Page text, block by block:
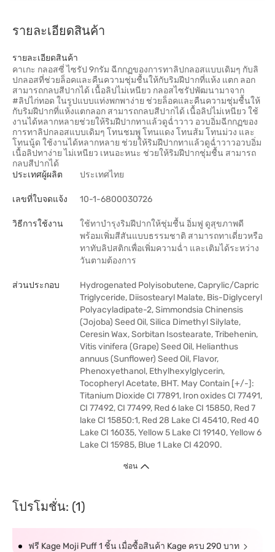
รายละเอียดสินค้า
รายละเอียดสินค้า
คาเกะ กลอสซี่ ไซรัป 9กรัม ฉีกกฏของการทาลิปกลอสแบบเดิมๆ กับลิ
ปกลอสที่ช่วยล็อคและคืนความชุ่มชื้นให้กับริมฝีปากที่แห้ง แตก ลอก
สามารถกลบสีปากได้ เนื้อลิปไม่เหนียว กลอสไซรัปพัฒนามาจาก
#ลิปไก่ทอด ในรูปแบบแท่งพกพาง่าย ช่วยล็อคและคืนความชุ่มชื้นให้
กับริมฝีปากที่แห้งแตกลอก สามารถกลบสีปากได้ เนื้อลิปไม่เหนียว ใช้
งานได้หลากหลายช่วยให้ริมฝีปากทาแล้วดูฉ่ำวาว อวบอิ่มฉีกกฏของ
การทาลิปกลอสแบบเดิมๆ โทนชมพู โทนแดง โทนส้ม โทนม่วง และ
โทนนู้ด ใช้งานได้หลากหลาย ช่วยให้ริมฝีปากทาแล้วดูฉ่ำวาวอวบอิ่ม
เนื้อลิปทาง่าย ไม่เหนียว เหนอะหนะ ช่วยให้ริมฝีปากชุ่มชื้น สามารถ
กลบสีปากได้
ประเทศผู้ผลิต
ประเทศไทย
เลขที่ใบจดแจ้ง 10-1-6800030726
วิธีการใช้งาน
ใช้ทาบำรุงริมฝีปากให้ชุ่มชื้น อิ่มฟู ดูสุขภาพดี
พร้อมเพิ่มสีสันแบบธรรมชาติ สามารถทาเดี่ยวหรือ
ทาทับลิปสติกเพื่อเพิ่มความฉ่ำ และเติมได้ระหว่าง
วันตามต้องการ
ส่วนประกอบ
Hydrogenated Polyisobutene, Caprylic/Capric
Triglyceride, Diisostearyl Malate, Bis-Diglyceryl
Polyacyladipate-2, Simmondsia Chinensis
(Jojoba) Seed Oil, Silica Dimethyl Silylate,
Ceresin Wax, Sorbitan Isostearate, Tribehenin,
Vitis vinifera (Grape) Seed Oil, Helianthus
annuus (Sunflower) Seed Oil, Flavor,
Phenoxyethanol, Ethylhexylglycerin,
Tocopheryl Acetate, BHT. May Contain [+/-]:
Titanium Dioxide CI 77891, Iron oxides CI 77491,
CI 77492, CI 77499, Red 6 lake CI 15850, Red 7
lake CI 15850:1, Red 28 Lake CI 45410, Red 40
Lake CI 16035, Yellow 5 Lake CI 19140, Yellow 6
Lake CI 15985, Blue 1 Lake CI 42090.
ซ่อน
โปรโมชั่น: (1)
ฟรี Kage Moji Puff 1 ชิ้น เมื่อซื้อสินค้า Kage ครบ 290 บาท